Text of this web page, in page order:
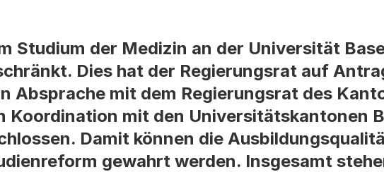
Studium der Medizin an der Universität
Dies hat der Regierungsrat auf
Absprache mit dem Regierungsrat des
Koordination mit den Universitätskantonen
Damit können die
gewahrt werden. Insgesamt